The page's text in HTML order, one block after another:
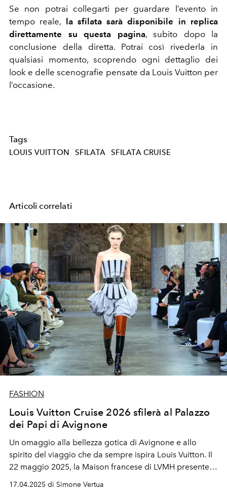
Se non potrai collegarti per guardare l’evento in
tempo reale,
la sfilata sarà disponibile in replica
direttamente su questa pagina, subito dopo la
conclusione della diretta. Potrai così rivederla in
qualsiasi momento, scoprendo ogni dettaglio dei
look e delle scenografie pensate da Louis Vuitton per
l’occasione.
Tags
LOUIS VUITTON SFILATA SFILATA CRUISE
Articoli correlati
FASHION
Louis Vuitton Cruise 2026 sfilerà al Palazzo
dei Papi di Avignone
Un omaggio alla bellezza gotica di Avignone e allo
spirito del viaggio che da sempre ispira Louis Vuitton. Il
22 maggio 2025, la Maison francese di LVMH presenterà
la collezione Cruise 2026 al Palazzo dei Papi.
17.04.2025 di Simone Vertua